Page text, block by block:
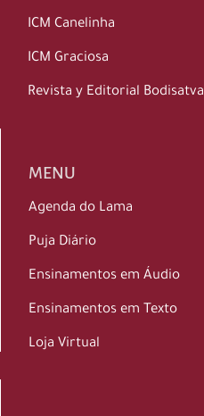
ICM Canelinha
ICM Graciosa
Revista y Editorial Bodisatva
MENU
Agenda do Lama
Puja Diário
Ensinamentos em Áudio
Ensinamentos em Texto
Loja Virtual